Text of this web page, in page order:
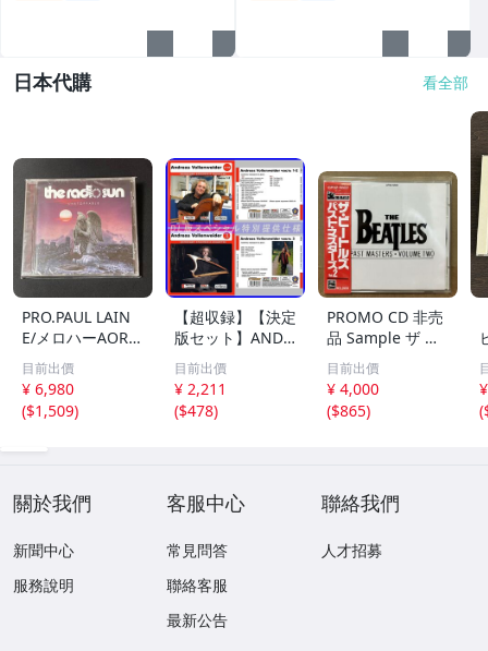
日本代購 看全部
PRO.PAUL LAIN
E/メロハーAOR◆
THE RADIO SUN/
UNSTOPPABLE
目前出價
¥ 6,980
($1,509)
【超収録】【決定
版セット】ANDR
EAS VOLLENWEI
DER CD1+2+3 厳
選プレミア音源集
MP3CD-DLVer 3
目前出價
¥ 2,211
($478)
PROMO CD 非売
品 Sample ザ ビ
ートルズ パスト
マスターズ VOL.2
CP32-5602 THE
BEATLES / PAST
目前出價
¥ 4,000
($865)
(
關於我們
新聞中心
服務說明
客服中心
常見問答
聯絡客服
最新公告
聯絡我們
人才招募